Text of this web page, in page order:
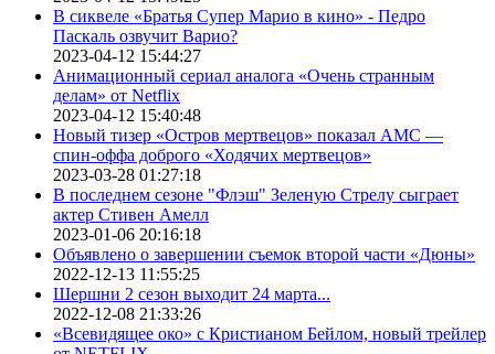
В сиквеле «Братья Супер Марио в кино» - Педро
Паскаль озвучит Варио?
2023-04-12 15:44:27
Анимационный сериал аналога «Очень странным
делам» от Netflix
2023-04-12 15:40:48
Новый тизер «Остров мертвецов» показал АМС —
спин-оффа доброго «Ходячих мертвецов»
2023-03-28 01:27:18
В последнем сезоне "Флэш" Зеленую Стрелу сыграет
актер Стивен Амелл
2023-01-06 20:16:18
Объявлено о завершении съемок второй части «Дюны»
2022-12-13 11:55:25
Шершни 2 сезон выходит 24 марта...
2022-12-08 21:33:26
«Всевидящее око» с Кристианом Бейлом, новый трейлер